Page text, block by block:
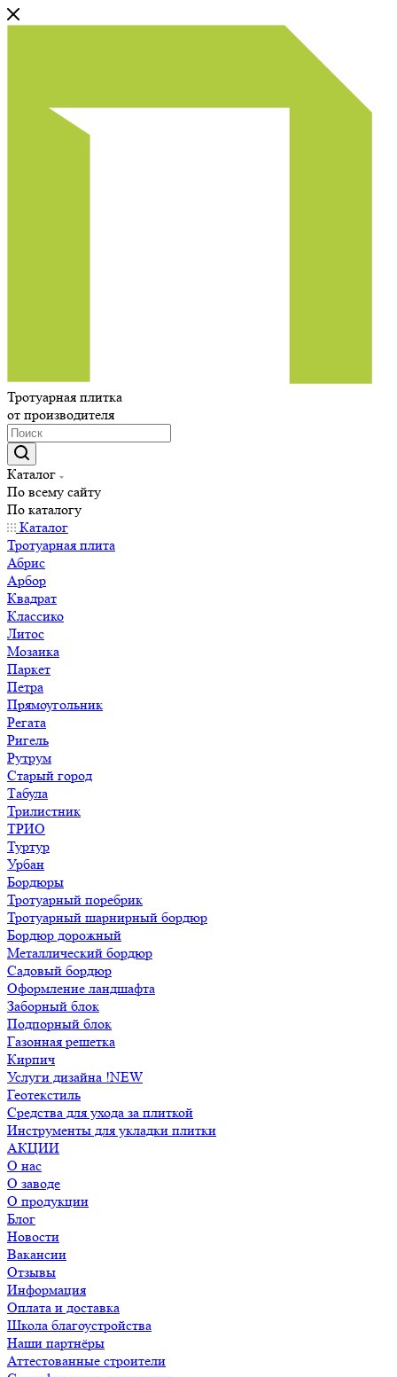
Тротуарная плитка
от производителя
Каталог
По всему сайту
По каталогу
Каталог
Тротуарная плита
Абрис
Арбор
Квадрат
Классико
Литос
Мозаика
Паркет
Петра
Прямоугольник
Регата
Ригель
Рутрум
Старый город
Табула
Трилистник
ТРИО
Туртур
Урбан
Бордюры
Тротуарный поребрик
Тротуарный шарнирный бордюр
Бордюр дорожный
Металлический бордюр
Садовый бордюр
Оформление ландшафта
Заборный блок
Подпорный блок
Газонная решетка
Кирпич
Услуги дизайна !NEW
Геотекстиль
Средства для ухода за плиткой
Инструменты для укладки плитки
АКЦИИ
О нас
О заводе
О продукции
Блог
Новости
Вакансии
Отзывы
Информация
Оплата и доставка
Школа благоустройства
Наши партнёры
Аттестованные строители